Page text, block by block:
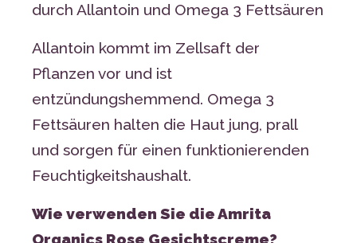
durch Allantoin und Omega 3 Fettsäuren
Allantoin kommt im Zellsaft der
Pflanzen vor und ist
entzündungshemmend. Omega 3
Fettsäuren halten die Haut jung, prall
und sorgen für einen funktionierenden
Feuchtigkeitshaushalt.
Wie verwenden Sie die Amrita
Organics Rose Gesichtscreme?